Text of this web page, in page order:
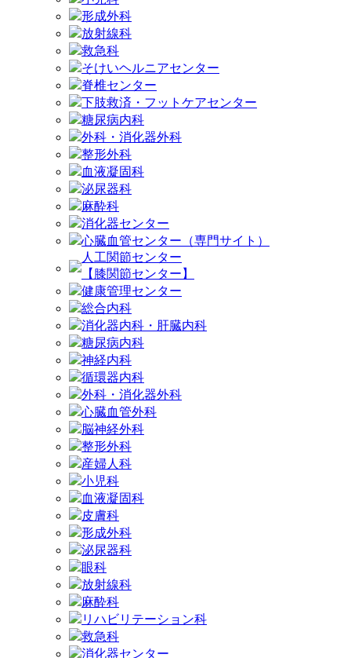
形成外科
放射線科
救急科
そけいヘルニアセンター
脊椎センター
下肢救済・フットケアセンター
糖尿病内科
外科・消化器外科
整形外科
血液凝固科
泌尿器科
麻酔科
消化器センター
心臓血管センター（専門サイト）
人工関節センター
【膝関節センター】
健康管理センター
総合内科
消化器内科・肝臓内科
糖尿病内科
神経内科
循環器内科
外科・消化器外科
心臓血管外科
脳神経外科
整形外科
産婦人科
小児科
血液凝固科
皮膚科
形成外科
泌尿器科
眼科
放射線科
麻酔科
リハビリテーション科
救急科
消化器センター